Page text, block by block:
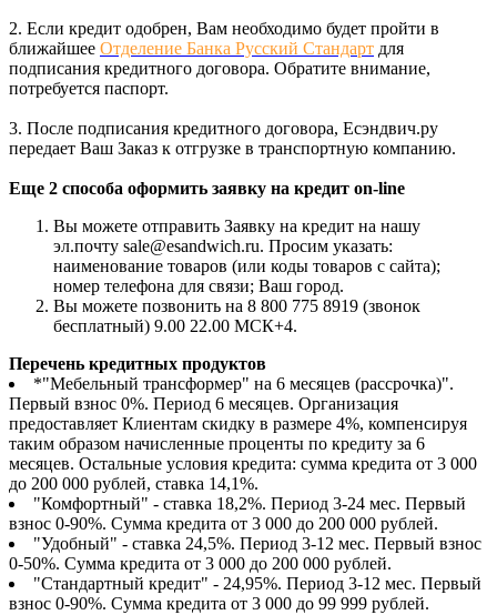
2. Если кредит одобрен, Вам необходимо будет пройти в
ближайшее Отделение Банка Русский Стандарт для
подписания кредитного договора. Обратите внимание,
потребуется паспорт.
3. После подписания кредитного договора, Есэндвич.ру
передает Ваш Заказ к отгрузке в транспортную компанию.
Еще 2 способа оформить заявку на кредит on-line
Вы можете отправить Заявку на кредит на нашу
эл.почту sale@esandwich.ru. Просим указать:
наименование товаров (или коды товаров с сайта);
номер телефона для связи; Ваш город.
Вы можете позвонить на 8 800 775 8919 (звонок
бесплатный) 9.00 22.00 МСК+4.
Перечень кредитных продуктов
*"Мебельный трансформер" на 6 месяцев (рассрочка)".
Первый взнос 0%. Период 6 месяцев. Организация
предоставляет Клиентам скидку в размере 4%, компенсируя
таким образом начисленные проценты по кредиту за 6
месяцев. Остальные условия кредита: сумма кредита от 3 000
до 200 000 рублей, ставка 14,1%.
"Комфортный" - ставка 18,2%. Период 3-24 мес. Первый
взнос 0-90%. Сумма кредита от 3 000 до 200 000 рублей.
"Удобный" - ставка 24,5%. Период 3-12 мес. Первый взнос
0-50%. Сумма кредита от 3 000 до 200 000 рублей.
"Стандартный кредит" - 24,95%. Период 3-12 мес. Первый
взнос 0-90%. Сумма кредита от 3 000 до 99 999 рублей.